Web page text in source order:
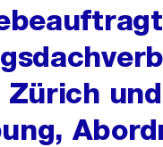
Zürich und